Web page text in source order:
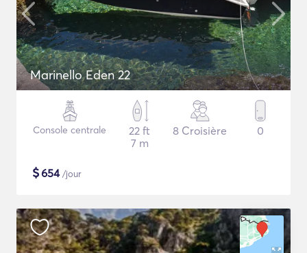
Marinello Eden 22
Console centrale
22 ft
7 m
8 Croisière 0
$654/jour